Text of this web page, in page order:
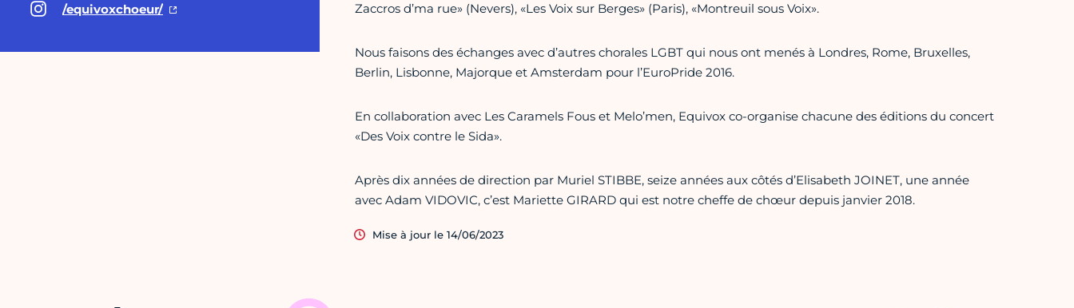
/equivoxchoeur/
Zaccros d’ma rue» (Nevers), «Les Voix sur Berges» (Paris), «Montreuil sous Voix».
Nous faisons des échanges avec d’autres chorales LGBT qui nous ont menés à Londres, Rome, Bruxelles,
Berlin, Lisbonne, Majorque et Amsterdam pour l’EuroPride 2016.
En collaboration avec Les Caramels Fous et Melo’men, Equivox co-organise chacune des éditions du concert
«Des Voix contre le Sida».
Après dix années de direction par Muriel STIBBE, seize années aux côtés d’Elisabeth JOINET, une année
avec Adam VIDOVIC, c’est Mariette GIRARD qui est notre cheffe de chœur depuis janvier 2018.
Mise à jour le 14/06/2023